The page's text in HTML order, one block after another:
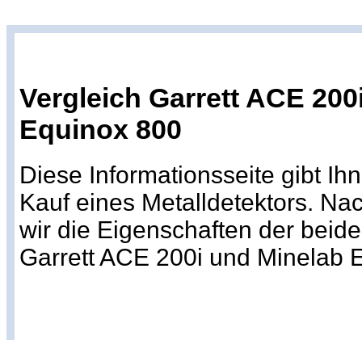
Vergleich Garrett ACE
Equinox 800
Diese Informationsseite gibt
Kauf eines Metalldetektors.
wir die Eigenschaften der
Garrett ACE 200i und Minelab